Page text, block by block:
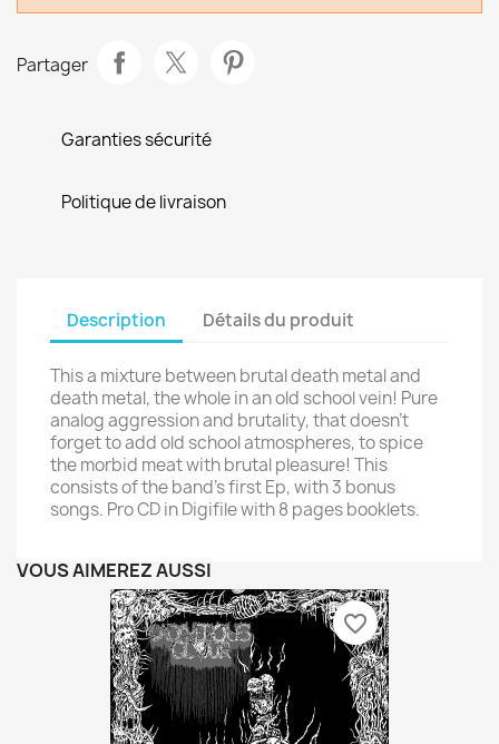
Partager
Garanties sécurité
Politique de livraison
Description Détails du produit
This a mixture between brutal death metal and
death metal, the whole in an old school vein! Pure
analog aggression and brutality, that doesn't
forget to add old school atmospheres, to spice
the morbid meat with brutal pleasure! This
consists of the band's first Ep, with 3 bonus
songs. Pro CD in Digifile with 8 pages booklets.
VOUS AIMEREZ AUSSI
favorite_border